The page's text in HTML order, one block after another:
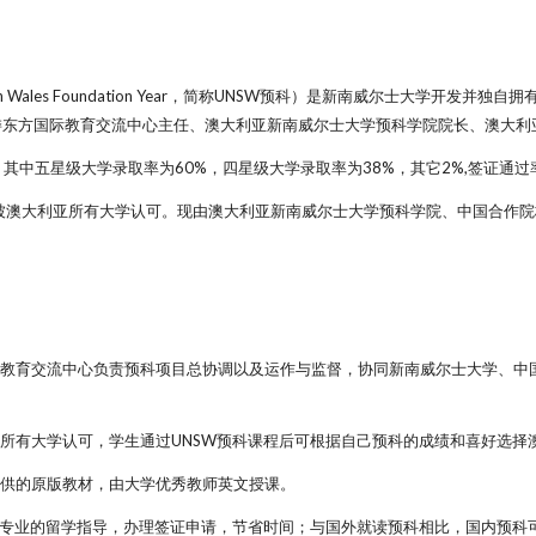
Foundation Year，简称UNSW预科）是新南威尔士大学开发并独自
方国际教育交流中心主任、澳大利亚新南威尔士大学预科学院院长、澳大
中五星级大学录取率为60%，四星级大学录取率为38%，其它2%,签证通过
大利亚所有大学认可。现由澳大利亚新南威尔士大学预科学院、中国合作
交流中心负责预科项目总协调以及运作与监督，协同新南威尔士大学、
大学认可，学生通过UNSW预科课程后可根据自己预科的成绩和喜好选择
原版教材，由大学优秀教师英文授课。
的留学指导，办理签证申请，节省时间；与国外就读预科相比，国内预科